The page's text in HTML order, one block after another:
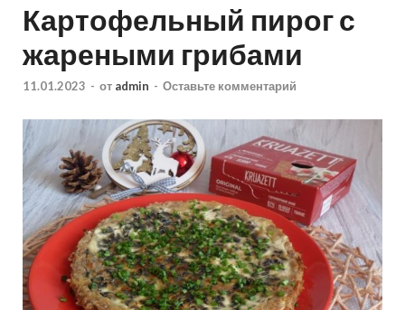
Картофельный пирог с
жареными грибами
11.01.2023 - от admin - Оставьте комментарий